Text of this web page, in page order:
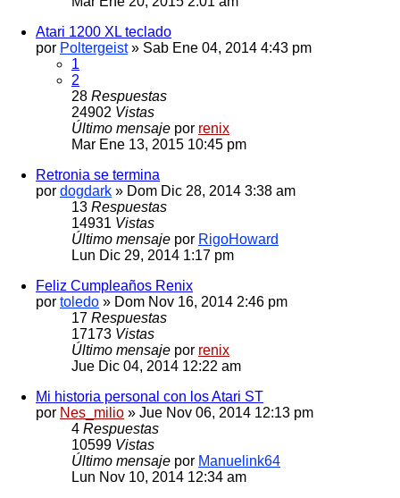
Atari 1200 XL teclado
por Poltergeist» Sab Ene 04, 2014 4:43 pm
1
2
28 Respuestas
24902 Vistas
Último mensaje por renix
Mar Ene 13, 2015 10:45 pm
Retronia se termina
por dogdark » Dom Dic 28, 2014 3:38 am
13 Respuestas
14931 Vistas
Último mensaje por RigoHoward
Lun Dic 29, 2014 1:17 pm
Feliz Cumpleaños Renix
por toledo » Dom Nov 16, 2014 2:46 pm
17 Respuestas
17173 Vistas
Último mensaje por renix
Jue Dic 04, 2014 12:22 am
Mi historia personal con los Atari ST
por Nes_milio » Jue Nov 06, 2014 12:13 pm
4 Respuestas
10599 Vistas
Último mensaje por Manuelink64
Lun Nov 10, 2014 12:34 am